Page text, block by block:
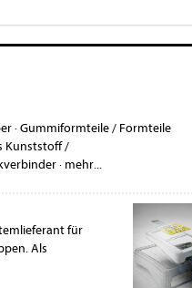
·Gummiformteile / Formteile
Kunststoff /
· mehr...
für
Als